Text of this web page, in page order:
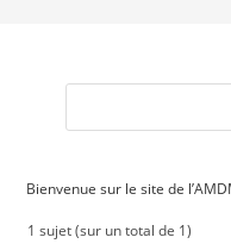
Bienvenue sur le site de
1 sujet (sur un total de 1)